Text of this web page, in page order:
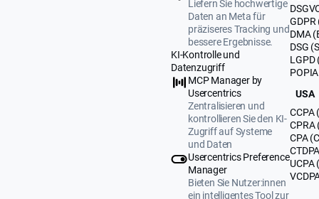
Liefern Sie hochwertige
Daten an Meta für
präziseres Tracking und
bessere Ergebnisse.
KI-Kontrolle und
Datenzugriff
MCP Manager by
Usercentrics
Zentralisieren und
kontrollieren Sie den KI-
Zugriff auf Systeme
und Daten
Usercentrics Preference
Manager
Bieten Sie Nutzer:innen
ein intelligentes Tool zur
GDPR
DMA
DSG
LGPD
USA
CCPA
CPRA
CPA
UCPA